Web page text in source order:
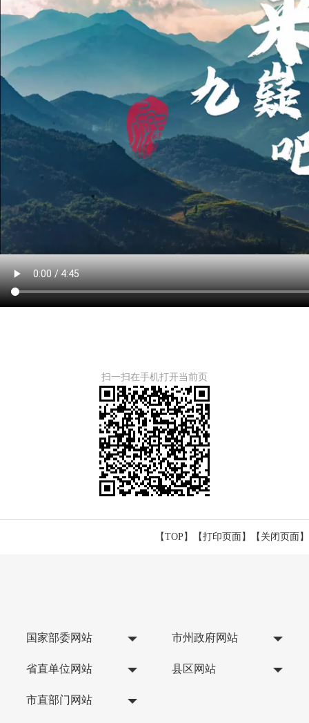
扫一扫在手机打开当前页
【TOP】 【打印页面】【 关闭页面】
国家部委网站 市州政府网站
省直单位网站 县区网站
市直部门网站